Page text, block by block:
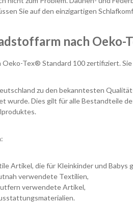
Sie auf den einzigartigen
nach Oeko-
Tex® Standard 100 zertifiziert.
zu den bekanntesten
wurde. Dies gilt für alle Bestandteile
Artikel, die für Kleinkinder und Babys
verwendete Textilien,
verwendete Artikel,